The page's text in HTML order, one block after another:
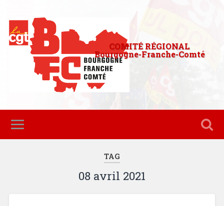
COMITÉ RÉGIONAL
Bourgogne-Franche-Comté
TAG
08 avril 2021